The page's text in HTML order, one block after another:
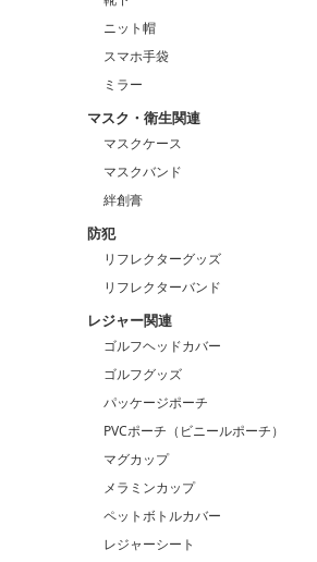
ニット帽
スマホ手袋
ミラー
マスク・衛生関連
マスクケース
マスクバンド
絆創膏
防犯
リフレクターグッズ
リフレクターバンド
レジャー関連
ゴルフヘッドカバー
ゴルフグッズ
パッケージポーチ
PVCポーチ（ビニールポーチ）
マグカップ
メラミンカップ
ペットボトルカバー
レジャーシート